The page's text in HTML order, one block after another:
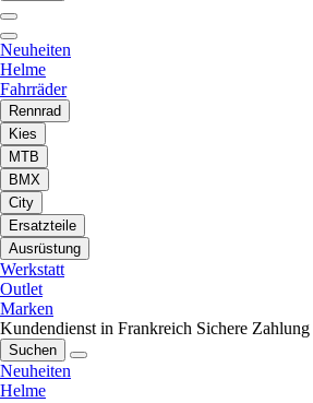
Neuheiten
Helme
Fahrräder
Rennrad
Kies
MTB
BMX
City
Ersatzteile
Ausrüstung
Werkstatt
Outlet
Marken
Kundendienst in Frankreich Sichere Zahlung
Suchen
Neuheiten
Helme